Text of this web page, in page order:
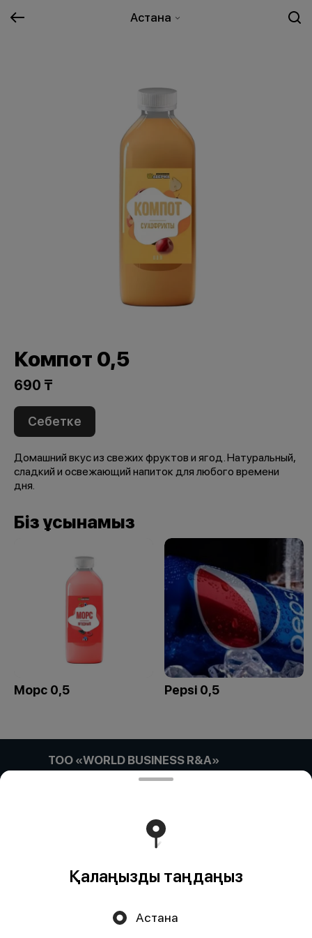
Астана
Компот 0,5
690 ₸
Себетке
Домашний вкус из свежих фруктов и ягод. Натуральный,
сладкий и освежающий напиток для любого времени
дня.
Біз ұсынамыз
Морс 0,5 Pepsi 0,5
ТОО «WORLD BUSINESS R&A»
Компания:: ТОО «WORLD BUSINESS R&A» Адрес::
Тиімді ядрода жұмыс істейдіFoodpicásso
Политика конфиденциальности
Қалаңызды таңдаңыз
Астана